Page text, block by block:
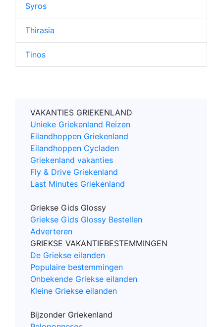
Syros
Thirasia
Tinos
VAKANTIES GRIEKENLAND
Unieke Griekenland Reizen
Eilandhoppen Griekenland
Eilandhoppen Cycladen
Griekenland vakanties
Fly & Drive Griekenland
Last Minutes Griekenland
Griekse Gids Glossy
Griekse Gids Glossy Bestellen
Adverteren
GRIEKSE VAKANTIEBESTEMMINGEN
De Griekse eilanden
Populaire bestemmingen
Onbekende Griekse eilanden
Kleine Griekse eilanden
Bijzonder Griekenland